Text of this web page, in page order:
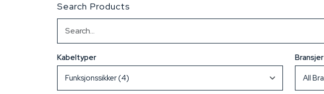
Search Products
Kabeltyper Bransjer